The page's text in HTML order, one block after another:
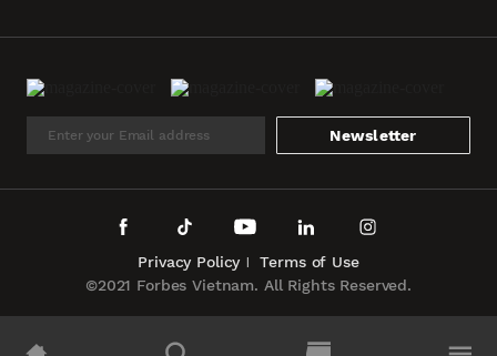
Newsletter
©2021 Forbes Vietnam. All Rights Reserved.
Privacy Policy Terms of Use